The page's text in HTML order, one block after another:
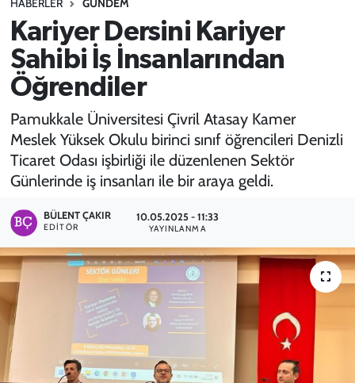
HABERLER GÜNDEM
Kariyer Dersini Kariyer
Sahibi İş İnsanlarından
Öğrendiler
Pamukkale Üniversitesi Çivril Atasay Kamer
Meslek Yüksek Okulu birinci sınıf öğrencileri Denizli
Ticaret Odası işbirliği ile düzenlenen Sektör
Günlerinde iş insanları ile bir araya geldi.
BÜLENT ÇAKIR
EDITÖR
10.05.2025 - 11:33
YAYINLANMA
SPOR
TEKNOLOJİ
YAŞAM